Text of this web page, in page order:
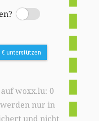
unterstützen
woxx.lu: 0
nur in
und nicht